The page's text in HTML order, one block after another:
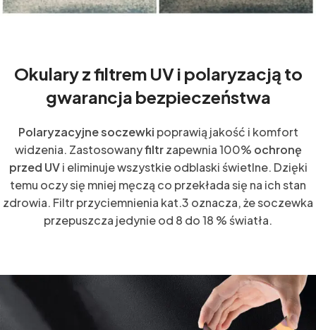
Okulary z filtrem UV i polaryzacją to
gwarancja bezpieczeństwa
Polaryzacyjne soczewki poprawią jakość i komfort
widzenia. Zastosowanyfiltrzapewnia 100% ochronę
przed UVi eliminuje wszystkie odblaski świetlne. Dzięki
temu oczy się mniej męczą co przekłada się na ich stan
zdrowia. Filtr przyciemnienia kat.3 oznacza, że soczewka
przepuszcza jedynie od 8 do 18 % światła.